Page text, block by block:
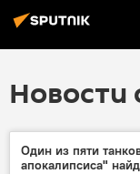
Новости
Один из пяти
апокалипсиса"